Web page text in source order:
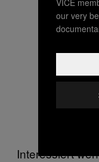
Interessiert
our very